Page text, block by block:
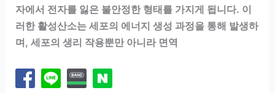
자에서 전자를 잃은 불안정한 형태를 가지게 됩니다. 이
러한 활성산소는 세포의 에너지 생성 과정을 통해 발생하
며, 세포의 생리 작용뿐만 아니라 면역